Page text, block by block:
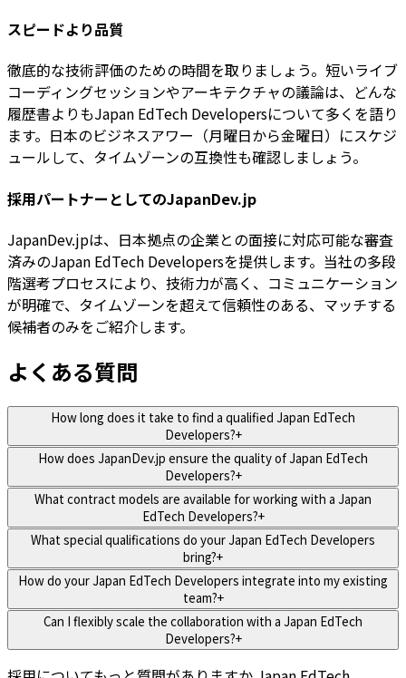
スピードより品質
徹底的な技術評価のための時間を取りましょう。短いライブ
コーディングセッションやアーキテクチャの議論は、どんな
履歴書よりもJapan EdTech Developersについて多くを語り
ます。日本のビジネスアワー（月曜日から金曜日）にスケジ
ュールして、タイムゾーンの互換性も確認しましょう。
採用パートナーとしてのJapanDev.jp
JapanDev.jpは、日本拠点の企業との面接に対応可能な審査
済みのJapan EdTech Developersを提供します。当社の多段
階選考プロセスにより、技術力が高く、コミュニケーション
が明確で、タイムゾーンを超えて信頼性のある、マッチする
候補者のみをご紹介します。
よくある質問
How long does it take to find a qualified Japan EdTech
Developers?+
How does JapanDev.jp ensure the quality of Japan EdTech
Developers?+
What contract models are available for working with a Japan
EdTech Developers?+
What special qualifications do your Japan EdTech Developers
bring?+
How do your Japan EdTech Developers integrate into my existing
team?+
Can I flexibly scale the collaboration with a Japan EdTech
Developers?+